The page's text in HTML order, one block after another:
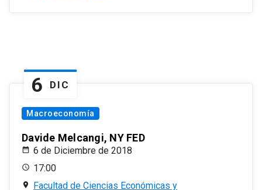
6 DIC
Macroeconomía
Davide Melcangi, NY FED
6 de Diciembre de 2018
17:00
Facultad de Ciencias Económicas y